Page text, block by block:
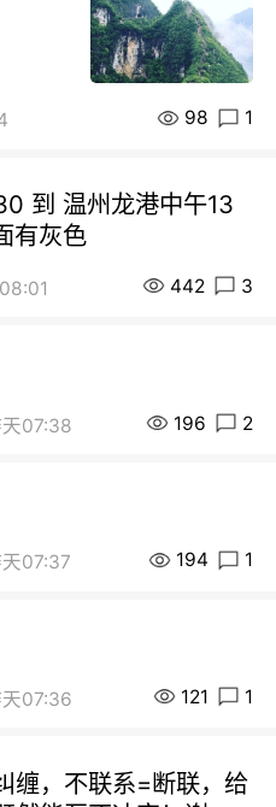
98 1
到 温州龙港中午13
有灰色
442 3
天07:38 196 2
天07:37 194 1
天07:36 121 1
缠，不联系=断联，给